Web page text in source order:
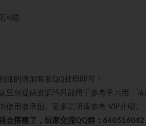
问题
账的请加客服QQ处理即可！
里所提供资源均只能用于参考学习用，请
用者承担。更多说明请参考 VIP介绍。
会搭建了，玩家交流QQ群：640516042